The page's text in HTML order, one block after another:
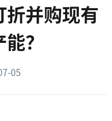
折并购现有
？
05